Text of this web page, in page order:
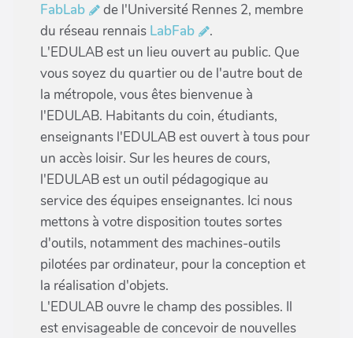
FabLab
de l'Université Rennes 2, membre
du réseau rennais LabFab
.
L'EDULAB est un lieu ouvert au public. Que
vous soyez du quartier ou de l'autre bout de
la métropole, vous êtes bienvenue à
l'EDULAB. Habitants du coin, étudiants,
enseignants l'EDULAB est ouvert à tous pour
un accès loisir. Sur les heures de cours,
l'EDULAB est un outil pédagogique au
service des équipes enseignantes. Ici nous
mettons à votre disposition toutes sortes
d'outils, notamment des machines-outils
pilotées par ordinateur, pour la conception et
la réalisation d'objets.
L'EDULAB ouvre le champ des possibles. Il
est envisageable de concevoir de nouvelles